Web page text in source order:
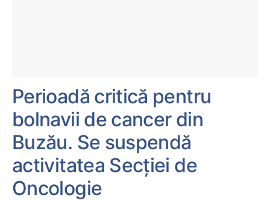
Perioadă critică pentru
bolnavii de cancer din
Buzău. Se suspendă
activitatea Secției de
Oncologie